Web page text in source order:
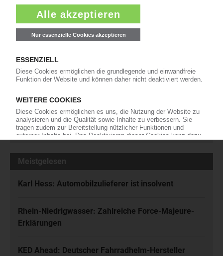
Die wichtigsten Nachrichten und Neuigkeiten aus der
und akzeptiere diese.
Jetzt kostenfrei abonnieren
Meistgelesen
Karl Hess: Automobilzulieferer ist insolvent
Rhein-Niedrigwasser: Zahlreiche Force-Majeure-
Erklärungen
KED Ahead: Deutscher Fahrradhelm-Hersteller